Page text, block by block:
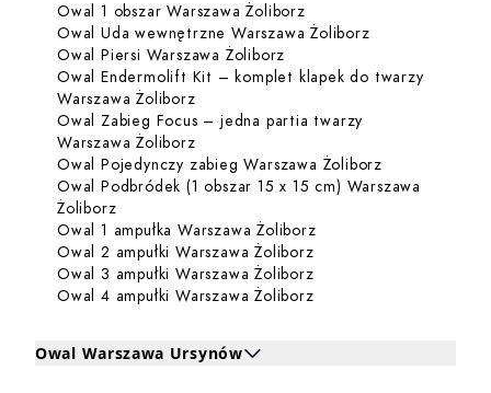
Owal 1 obszar Warszawa ŻoliborzDowiedz się więcej o
Owal Uda wewnętrzne Warszawa ŻoliborzDowiedz się
Owal Piersi Warszawa Żoliborz
Owal Endermolift Kit – komplet klapek do twarzy
Warszawa ŻoliborzDowiedz się więcej o Owal
Owal Zabieg Focus – jedna partia twarzy
Warszawa ŻoliborzDowiedz się więcej o Owal Zabieg
Owal Pojedynczy zabieg Warszawa Żoliborz
Owal Podbródek (1 obszar 15 x 15 cm) Warszawa
ŻoliborzDowiedz się więcej o Owal Podbródek (1 obszar
Owal 1 ampułka Warszawa ŻoliborzDowiedz się więcej o
Owal 2 ampułki Warszawa ŻoliborzDowiedz się więcej o
Owal 3 ampułki Warszawa ŻoliborzDowiedz się więcej o
Owal 4 ampułki Warszawa ŻoliborzDowiedz się więcej o
Owal Warszawa Ursynów
Kliknij, aby rozwinąć i zobaczyć zabiegi dla Owal